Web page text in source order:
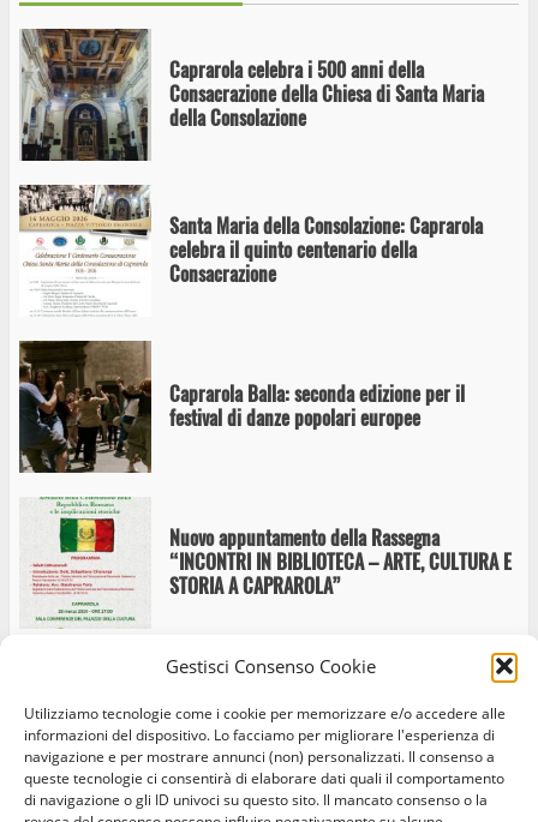
Gestisci Consenso Cookie
Utilizziamo tecnologie come i cookie per memorizzare e/o accedere alle
informazioni del dispositivo. Lo facciamo per migliorare l'esperienza di
navigazione e per mostrare annunci (non) personalizzati. Il consenso a
queste tecnologie ci consentirà di elaborare dati quali il comportamento
di navigazione o gli ID univoci su questo sito. Il mancato consenso o la
Caprarola celebra i 500 anni della
Consacrazione della Chiesa di Santa Maria
della Consolazione
Santa Maria della Consolazione: Caprarola
celebra il quinto centenario della
Consacrazione
Caprarola Balla: seconda edizione per il
festival di danze popolari europee
Nuovo appuntamento della Rassegna
“INCONTRI IN BIBLIOTECA – ARTE, CULTURA E
STORIA A CAPRAROLA”
Caprarola, al via “Incontri in biblioteca”: si
apre con la presentazione di MammAutismo